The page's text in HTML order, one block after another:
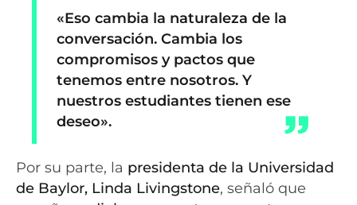
«Eso cambia la naturaleza de la
conversación. Cambia los
compromisos y pactos que
tenemos entre nosotros. Y
nuestros estudiantes tienen ese
deseo».
Por su parte, la presidenta de la Universidad
de Baylor, Linda Livingstone, señaló que